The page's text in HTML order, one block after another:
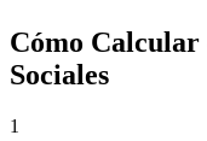
Cómo Calcular
Sociales
1